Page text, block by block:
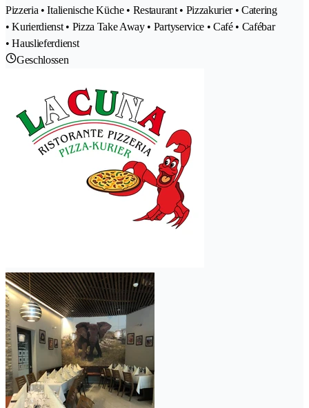
Pizzeria • Italienische Küche • Restaurant • Pizzakurier • Catering
• Kurierdienst • Pizza Take Away • Partyservice • Café • Cafébar
• Hauslieferdienst
Geschlossen